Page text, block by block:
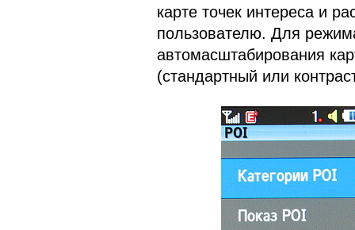
карте точек интереса и
пользователю. Для
автомасштабирования
(стандартный или